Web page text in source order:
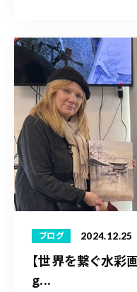
ブログ 2024.12.25
【世界を繋ぐ水彩
g...
体
取材・制